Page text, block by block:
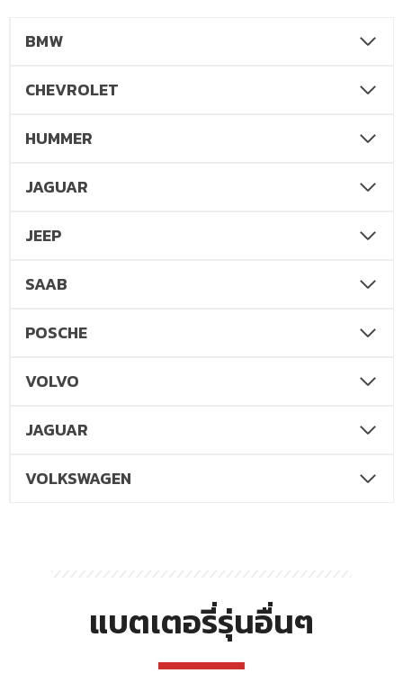
BMW
CHEVROLET
HUMMER
JAGUAR
JEEP
SAAB
POSCHE
VOLVO
JAGUAR
VOLKSWAGEN
แบตเตอรี่รุ่นอื่นๆ